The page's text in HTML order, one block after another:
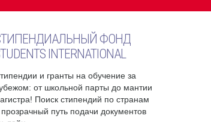
ФОНД
INTERNATIONAL
и гранты на обучение за
от школьной парты до мантии
Поиск стипендий по странам
прозрачный путь подачи документов